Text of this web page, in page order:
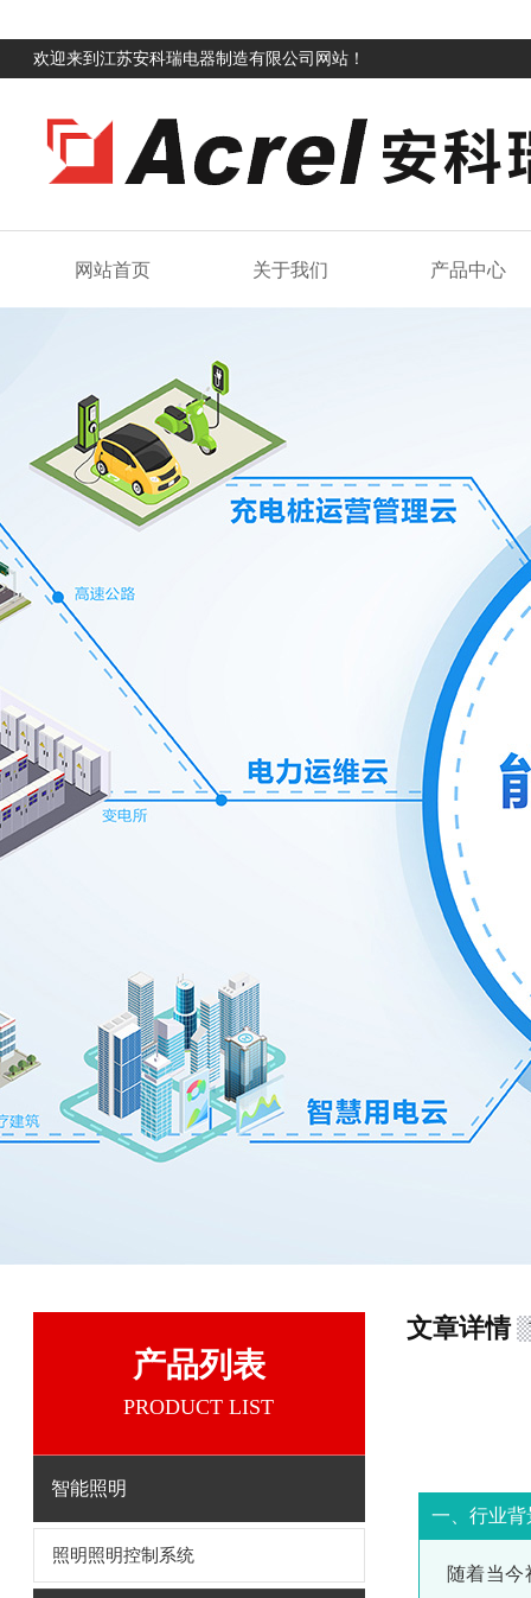
欢迎来到江苏安科瑞电器制造有限公司网站！
网站首页 关于我们 产品中心
产品列表
PRODUCT LIST
智能照明
照明照明控制系统
文章详情
一、行业背
随着当